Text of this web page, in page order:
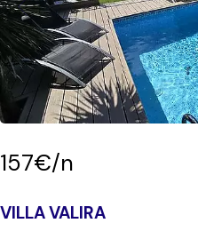
157€/n
VILLA VALIRA